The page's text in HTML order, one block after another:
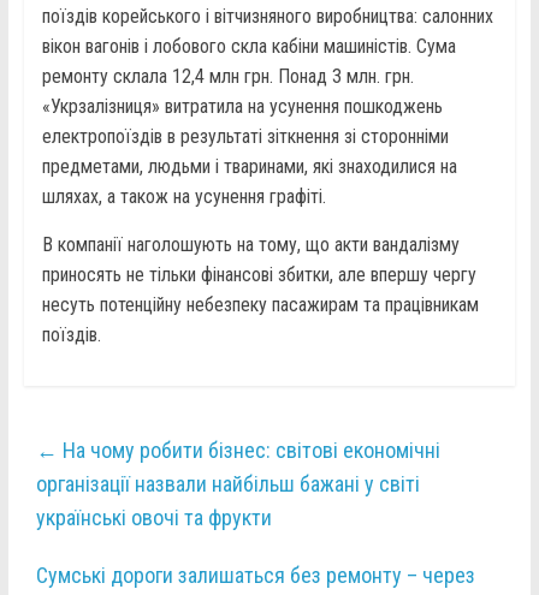
поїздів корейського і вітчизняного виробництва: салонних
вікон вагонів і лобового скла кабіни машиністів. Сума
ремонту склала 12,4 млн грн. Понад 3 млн. грн.
«Укрзалізниця» витратила на усунення пошкоджень
електропоїздів в результаті зіткнення зі сторонніми
предметами, людьми і тваринами, які знаходилися на
шляхах, а також на усунення графіті.
В компанії наголошують на тому, що акти вандалізму
приносять не тільки фінансові збитки, але впершу чергу
несуть потенційну небезпеку пасажирам та працівникам
поїздів.
← На чому робити бізнес: світові економічні
організації назвали найбільш бажані у світі
українські овочі та фрукти
Сумські дороги залишаться без ремонту – через